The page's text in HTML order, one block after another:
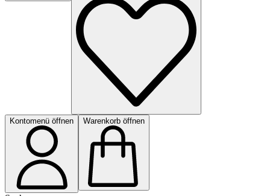
Kontomenü öffnen Warenkorb öffnen